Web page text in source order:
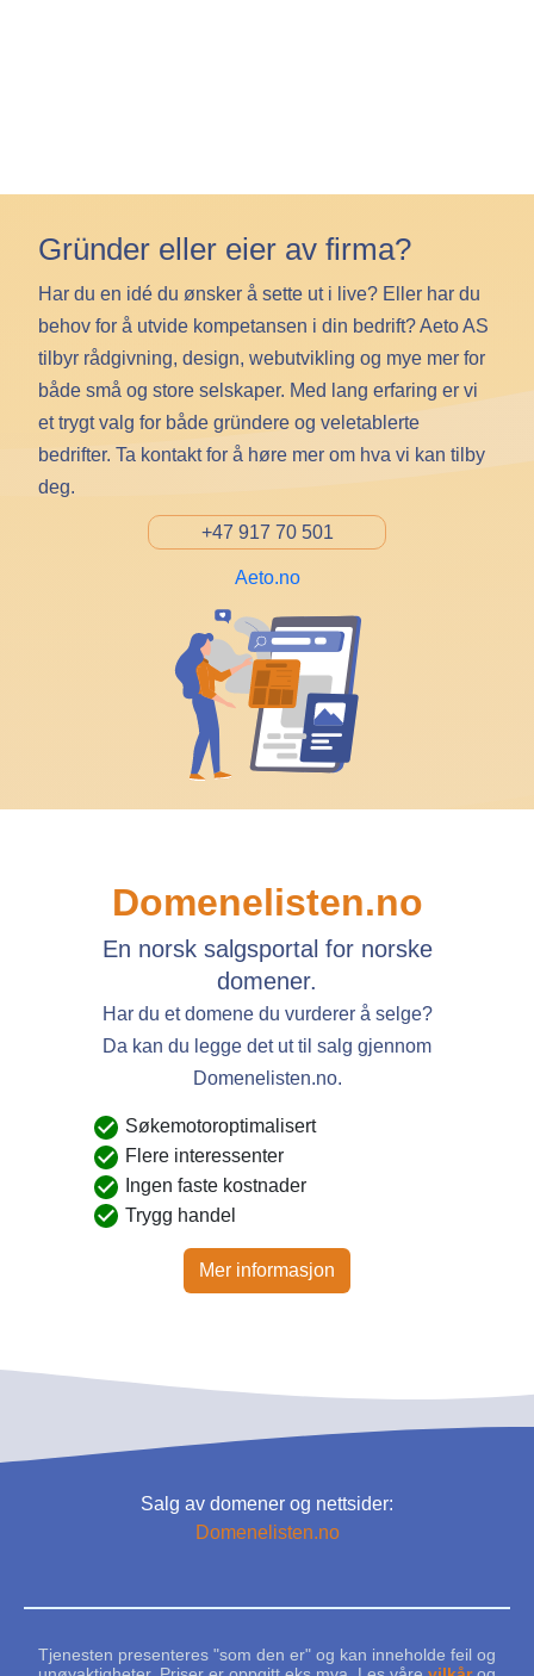
Gründer eller eier av firma?
Har du en idé du ønsker å sette ut i live? Eller har du
behov for å utvide kompetansen i din bedrift? Aeto AS
tilbyr rådgivning, design, webutvikling og mye mer for
både små og store selskaper. Med lang erfaring er vi
et trygt valg for både gründere og veletablerte
bedrifter. Ta kontakt for å høre mer om hva vi kan tilby
deg.
+47 917 70 501
Aeto.no
Domenelisten.no
En norsk salgsportal for norske
domener.
Har du et domene du vurderer å selge?
Da kan du legge det ut til salg gjennom
Domenelisten.no.
Søkemotoroptimalisert
Flere interessenter
Ingen faste kostnader
Trygg handel
Mer informasjon
Salg av domener og nettsider:
Domenelisten.no
Tjenesten presenteres "som den er" og kan inneholde feil og